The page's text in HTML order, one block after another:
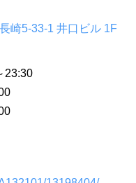
崎5-33-1 井口ビル 1F
23:30